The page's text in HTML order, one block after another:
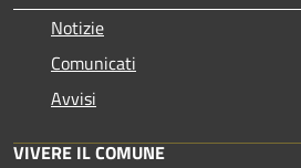
Notizie
Comunicati
Avvisi
VIVERE IL COMUNE